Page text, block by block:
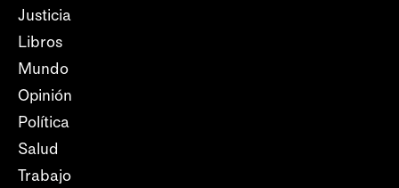
Justicia
Libros
Mundo
Opinión
Política
Salud
Trabajo